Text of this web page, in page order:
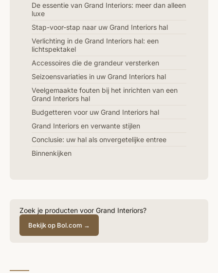
De essentie van Grand Interiors: meer dan alleen
luxe
Stap-voor-stap naar uw Grand Interiors hal
Verlichting in de Grand Interiors hal: een
lichtspektakel
Accessoires die de grandeur versterken
Seizoensvariaties in uw Grand Interiors hal
Veelgemaakte fouten bij het inrichten van een
Grand Interiors hal
Budgetteren voor uw Grand Interiors hal
Grand Interiors en verwante stijlen
Conclusie: uw hal als onvergetelijke entree
Binnenkijken
Zoek je producten voor Grand Interiors?
Bekijk op Bol.com →